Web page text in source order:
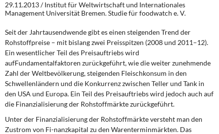
Wirtschaftspolitik
Steuer- und Finanzpolitik
Öffentliche Infrastruktur und Daseinsvorsorge
Eurokrise und Griechenland
DIE LINKE
Weitere Themen
29.11.2013 / Institut für Weltwirtschaft und Internationales
Management Universität Bremen. Studie für foodwatch e. V.
Seit der Jahrtausendwende gibt es einen steigenden Trend der
Rohstoffpreise – mit bislang zwei Preisspitzen (2008 und 2011–12).
Ein wesentlicher Teil des Preisauftriebs wird
aufFundamentalfaktoren zurückgeführt, wie die weiter zunehmende
Zahl der Weltbevölkerung, steigenden Fleischkonsum in den
Schwellenländern und die Konkurrenz zwischen Teller und Tank in
den USA und Europa. Ein Teil des Preisauftriebs wird jedoch auch auf
die Finanzialisierung der Rohstoffmärkte zurückgeführt.
Unter der Finanzialisierung der Rohstoffmärkte versteht man den
Zustrom von Fi-nanzkapital zu den Warenterminmärkten. Das